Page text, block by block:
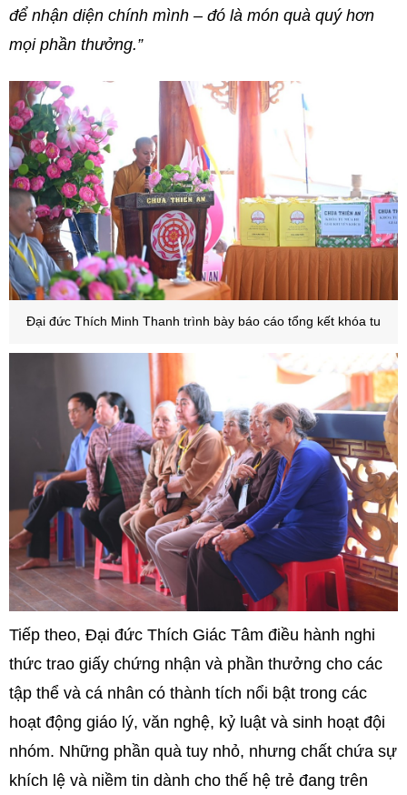
để nhận diện chính mình – đó là món quà quý hơn
mọi phần thưởng.”
Đại đức Thích Minh Thanh trình bày báo cáo tổng kết khóa tu
Tiếp theo, Đại đức Thích Giác Tâm điều hành nghi
thức trao giấy chứng nhận và phần thưởng cho các
tập thể và cá nhân có thành tích nổi bật trong các
hoạt động giáo lý, văn nghệ, kỷ luật và sinh hoạt đội
nhóm. Những phần quà tuy nhỏ, nhưng chất chứa sự
khích lệ và niềm tin dành cho thế hệ trẻ đang trên